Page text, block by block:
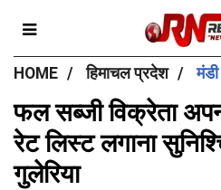
HOME हिमाचल प्रदेश मंडी
फल सब्जी विक्रेता
रेट लिस्ट लगाना
गुलेरिया